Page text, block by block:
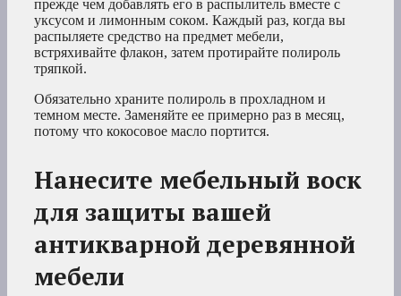
прежде чем добавлять его в распылитель вместе с
уксусом и лимонным соком. Каждый раз, когда вы
распыляете средство на предмет мебели,
встряхивайте флакон, затем протирайте полироль
тряпкой.
Обязательно храните полироль в прохладном и
темном месте. Заменяйте ее примерно раз в месяц,
потому что кокосовое масло портится.
Нанесите мебельный воск
для защиты вашей
антикварной деревянной
мебели